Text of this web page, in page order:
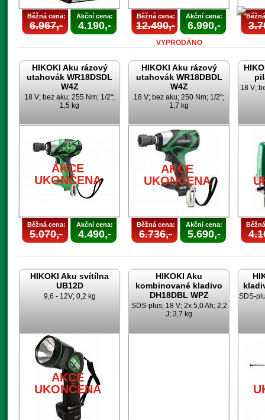
Běžná cena:
6.967,-
Akční cena:
4.190,-
Běžná cena:
12.490,-
Akční cena:
6.990,-
VYPRODÁNO
HIKOKI Aku rázový
utahovák WR18DSDL
W4Z
18 V; bez aku; 255 Nm; 1/2";
1,5 kg
AKCE
UKONČENA
Běžná cena:
5.070,-
Akční cena:
4.490,-
HIKOKI Aku rázový
utahovák WR18DBDL
W4Z
18 V; bez aku; 250 Nm; 1/2";
1,7 kg
AKCE
UKONČENA
Běžná cena:
6.736,-
Akční cena:
5.690,-
18 V;
HIKOKI Aku svítílna
UB12D
9,6 - 12V; 0,2 kg
AKCE
UKONČENA
HIKOKI Aku
kombinované kladivo
DH18DBL WPZ
SDS-plus; 18 V; 2x 5,0 Ah; 2,2
J; 3,7 kg
SDS-